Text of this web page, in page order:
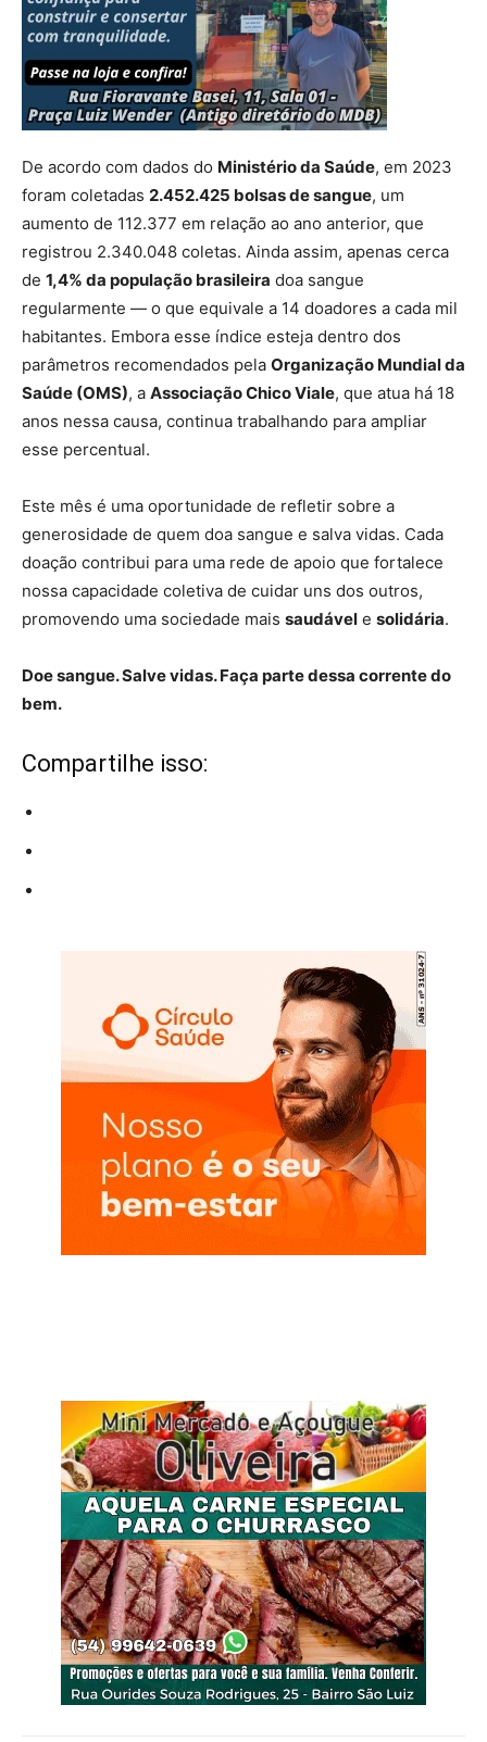
De acordo com dados do Ministério da Saúde, em 2023
foram coletadas 2.452.425 bolsas de sangue, um
aumento de 112.377 em relação ao ano anterior, que
registrou 2.340.048 coletas. Ainda assim, apenas cerca
de 1,4% da população brasileira doa sangue
regularmente — o que equivale a 14 doadores a cada mil
habitantes. Embora esse índice esteja dentro dos
parâmetros recomendados pela Organização Mundial da
Saúde (OMS), a Associação Chico Viale, que atua há 18
anos nessa causa, continua trabalhando para ampliar
esse percentual.
Este mês é uma oportunidade de refletir sobre a
generosidade de quem doa sangue e salva vidas. Cada
doação contribui para uma rede de apoio que fortalece
nossa capacidade coletiva de cuidar uns dos outros,
promovendo uma sociedade mais saudável e solidária.
Doe sangue. Salve vidas. Faça parte dessa corrente do
bem.
Compartilhe isso: